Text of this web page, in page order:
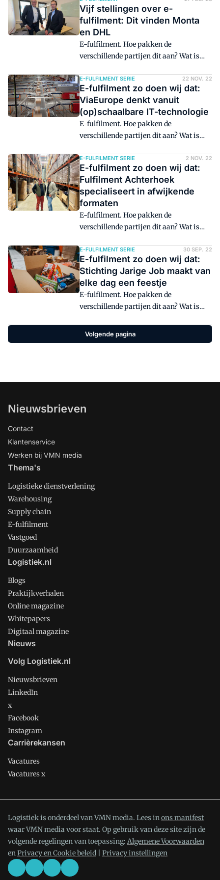
bod in deze serie. In deze editie leggen
we vijf stellingen voor aan Janneke
Paulides, bij Praxis als e-logistics
manager verantwoordelijk voor e-
fulfilment. "Wij gaan voor een optimale
Vijf stellingen over e-
fulfilment: Dit vinden Monta
en DHL
E-fulfilment. Hoe pakken de
verschillende partijen dit aan? Wat is
logistieke dienstverleners komen aan
bod in deze serie. In deze editie leggen
we vijf stellingen voor aan Edwin van
der Ham, ceo van Monta, en Leonard
Aerts, cco van DHL Supply Chain EMEA.
DHL heeft in september vorig jaar een
E-FULFILMENT SERIE 22 NOV. 22
E-fulfilment zo doen wij dat:
ViaEurope denkt vanuit
(op)schaalbare IT-technologie
E-fulfilment. Hoe pakken de
verschillende partijen dit aan? Wat is
logistieke dienstverleners komen aan
bod in deze serie. In deze editie een
bedrijf dat een soort tussenrol vervult in
het crossborder e-commercetraject:
ViaEurope.
E-FULFILMENT SERIE 2 NOV. 22
E-fulfilment zo doen wij dat:
Fulfilment Achterhoek
specialiseert in afwijkende
formaten
E-fulfilment. Hoe pakken de
verschillende partijen dit aan? Wat is
logistieke dienstverleners komen aan
bod in deze serie. In dit deel: Ron
Claassen van Fulfilment Achterhoek.
E-FULFILMENT SERIE 30 SEP. 22
E-fulfilment zo doen wij dat:
Stichting Jarige Job maakt van
elke dag een feestje
E-fulfilment. Hoe pakken de
verschillende partijen dit aan? Wat is
logistieke dienstverleners komen aan
bod in deze serie. In dit deel: Timo de
Volgende pagina
Nieuwsbrieven
Contact
Klantenservice
Werken bij VMN media
Thema's
Logistieke dienstverlening
Warehousing
Supply chain
E-fulfilment
Vastgoed
Duurzaamheid
Logistiek.nl
Blogs
Praktijkverhalen
Online magazine
Whitepapers
Digitaal magazine
Nieuws
Volg Logistiek.nl
Nieuwsbrieven
LinkedIn
x
Facebook
Instagram
Carrièrekansen
Vacatures
Vacatures x
Logistiek is onderdeel van VMN media. Lees inons manifest
waar VMN media voor staat. Op gebruik van deze site zijn de
volgende regelingen van toepassing: Algemene Voorwaarden
enPrivacy en Cookie beleid Privacy instellingen